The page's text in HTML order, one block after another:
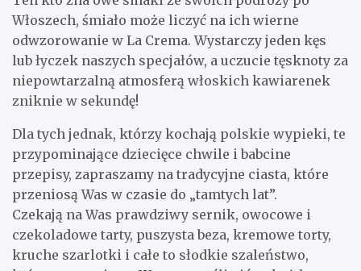
Włoszech, śmiało może liczyć na ich wierne
odwzorowanie w La Crema. Wystarczy jeden kęs
lub łyczek naszych specjałów, a uczucie tęsknoty za
niepowtarzalną atmosferą włoskich kawiarenek
zniknie w sekundę!
Dla tych jednak, którzy kochają polskie wypieki, te
przypominające dziecięce chwile i babcine
przepisy, zapraszamy na tradycyjne ciasta, które
przeniosą Was w czasie do „tamtych lat”.
Czekają na Was prawdziwy sernik, owocowe i
czekoladowe tarty, puszysta beza, kremowe torty,
kruche szarlotki i całe to słodkie szaleństwo,